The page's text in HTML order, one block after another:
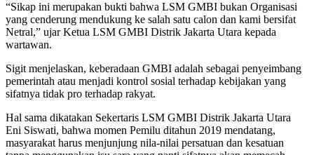
“Sikap ini merupakan bukti bahwa LSM GMBI bukan Organisasi
yang cenderung mendukung ke salah satu calon dan kami bersifat
Netral,” ujar Ketua LSM GMBI Distrik Jakarta Utara kepada
wartawan.
Sigit menjelaskan, keberadaan GMBI adalah sebagai penyeimbang
pemerintah atau menjadi kontrol sosial terhadap kebijakan yang
sifatnya tidak pro terhadap rakyat.
Hal sama dikatakan Sekertaris LSM GMBI Distrik Jakarta Utara
Eni Siswati, bahwa momen Pemilu ditahun 2019 mendatang,
masyarakat harus menjunjung nila-nilai persatuan dan kesatuan